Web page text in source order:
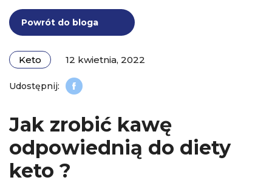
Powrót do bloga
Keto 12 kwietnia, 2022
Jak zrobić kawę
odpowiednią do diety
keto ?